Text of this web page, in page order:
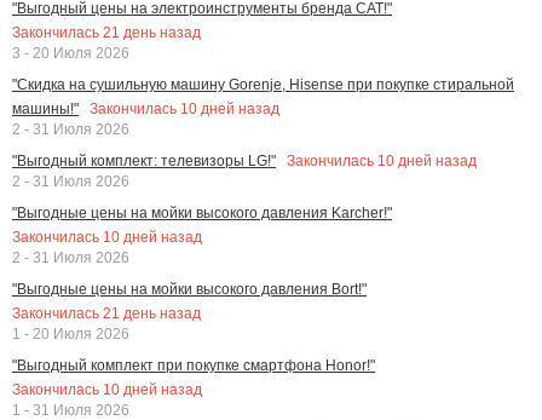
"Выгодный цены на электроинструменты бренда CAT!"
Закончилась 21 день назад
3 - 20 Июля 2026
"Скидка на сушильную машину Gorenje, Hisense при покупке стиральной
машины!"
Закончилась 10 дней назад
2 - 31 Июля 2026
"Выгодный комплект: телевизоры LG!"
Закончилась 10 дней назад
2 - 31 Июля 2026
"Выгодные цены на мойки высокого давления Karcher!"
Закончилась 10 дней назад
2 - 31 Июля 2026
"Выгодные цены на мойки высокого давления Bort!"
Закончилась 21 день назад
1 - 20 Июля 2026
"Выгодный комплект при покупке смартфона Honor!"
Закончилась 10 дней назад
1 - 31 Июля 2026